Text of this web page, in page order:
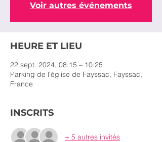
Voir autres événements
HEURE ET LIEU
22 sept. 2024, 08:15 – 10:25
Parking de l'église de Fayssac, Fayssac,
France
INSCRITS
+ 5 autres invités